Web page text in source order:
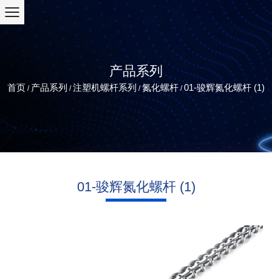
产品系列
首页 / 产品系列 /注塑机螺杆系列 /氮化螺杆/01-骏辉氮化螺杆 (1)
01-骏辉氮化螺杆 (1)